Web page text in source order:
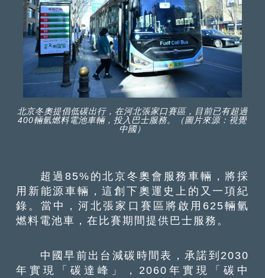
北京冬奧提倡低碳出行，在河北張家口賽區，目前已有超過
400輛氫燃料電池車輛，投入巴士服務。（圖片來源：視覺
中國）
超過85%的北京冬奧會服務車輛，將採
用新能源車輛，這創下奧運史上的又一項紀
錄。當中，河北張家口賽區將啟用625輛氫
燃料電池車，在比賽期間提供巴士服務。
中國早前出台減碳時間表，承諾到2030
年實現「碳達峰」，2060年實現「碳中